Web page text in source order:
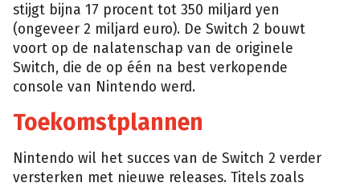
stijgt bijna 17 procent tot 350 miljard yen
(ongeveer 2 miljard euro). De Switch 2 bouwt
voort op de nalatenschap van de originele
Switch, die de op één na best verkopende
console van Nintendo werd.
Toekomstplannen
Nintendo wil het succes van de Switch 2 verder
versterken met nieuwe releases. Titels zoals